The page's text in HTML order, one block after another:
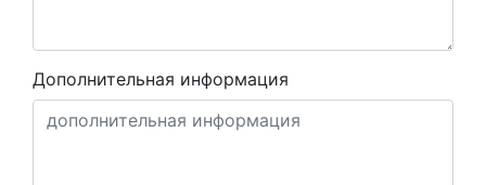
Дополнительная информация